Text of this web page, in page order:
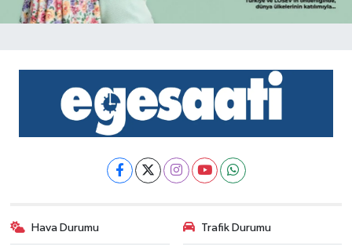
Hava Durumu Trafik Durumu